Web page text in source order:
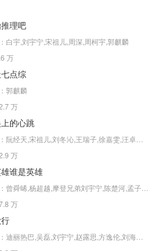
理吧
白宇,刘宇宁,宋祖儿,周深,周柯宇,郭麒麟
万
点综
郭麒麟
万
的心跳
万
谁是英雄
万